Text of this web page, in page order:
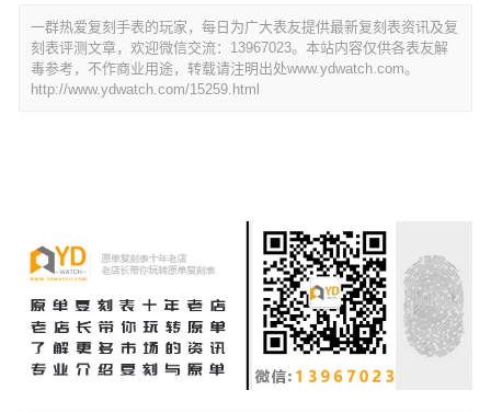
一群热爱复刻手表的玩家，每日为广大表友提供最新复刻表资讯及复
刻表评测文章，欢迎微信交流：13967023。本站内容仅供各表友解
毒参考，不作商业用途，转载请注明出处www.ydwatch.com。
http://www.ydwatch.com/15259.html